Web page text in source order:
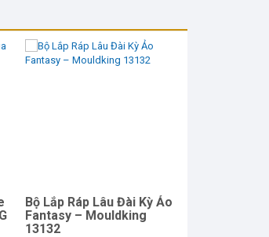
Bộ Lắp Ráp Lâu Đài Kỳ Ảo
Fantasy – Mouldking
13132